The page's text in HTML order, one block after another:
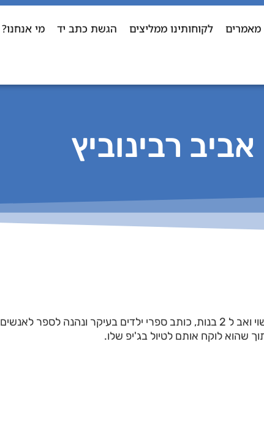
מאמרים לקוחותינו ממליצים הגשת כתב יד מי אנחנו?
אביב רבינוביץ
אביב רבינוביץ, נשוי ואב ל 2 בנות, כותב ספרי ילדים בעיקר ונהנה לספר לאנשים
שהוא לוקח אותם לטיול בג'יפ שלו.